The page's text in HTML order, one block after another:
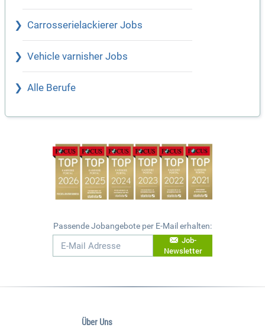
Carrosserielackierer Jobs
Vehicle varnisher Jobs
Alle Berufe
Passende Jobangebote per E-Mail erhalten:
Job-
Newsletter
Über Uns